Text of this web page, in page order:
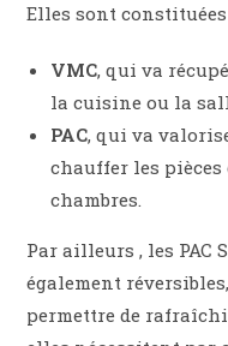
Elles sont constituées
VMC, qui va
la cuisine ou la
PAC, qui va
chauffer les pièces
chambres.
Par ailleurs , les PAC
également
permettre de